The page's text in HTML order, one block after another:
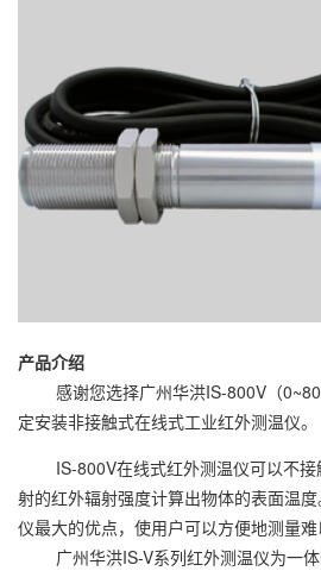
产品介绍
感谢您选择广州华洪IS-800V（
定安装非接触式在线式工业红外测温仪。
IS-800V在线式红外测温仪可以不接
射的红外辐射强度计算出物体的表面温
仪最大的优点，使用户可以方便地测量难
广州华洪IS-V系列红外测温仪为一体